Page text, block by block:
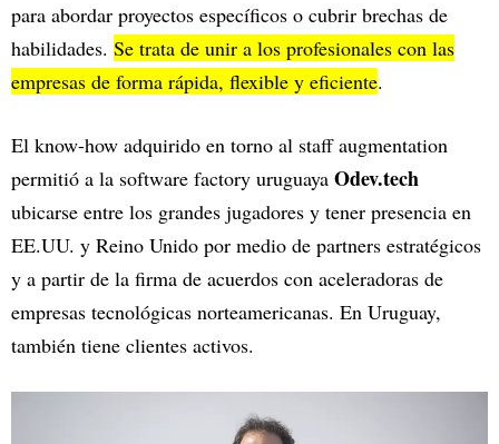
para abordar proyectos específicos o cubrir brechas de
habilidades. Se trata de unir a los profesionales con las
empresas de forma rápida, flexible y eficiente.
El know-how adquirido en torno al staff augmentation
permitió a la software factory uruguaya Odev.tech
ubicarse entre los grandes jugadores y tener presencia en
EE.UU. y Reino Unido por medio de partners estratégicos
y a partir de la firma de acuerdos con aceleradoras de
empresas tecnológicas norteamericanas. En Uruguay,
también tiene clientes activos.